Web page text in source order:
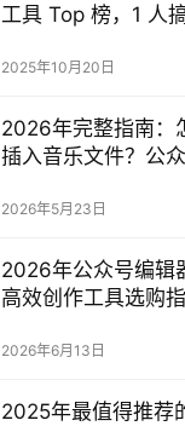
工具 Top 榜，1 人
2025年10月20日
2026年完整指南：
插入音乐文件？公
2026年5月23日
2026年公众号编辑
高效创作工具选购
2026年6月13日
2025年最值得推荐